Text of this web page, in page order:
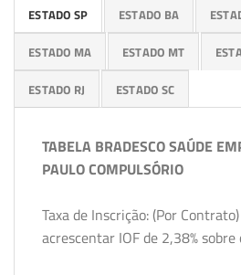
ESTADO SP ESTADO BA
ESTADO MA ESTADO MT
ESTADO RJ ESTADO SC
TABELA BRADESCO SAÚDE
PAULO COMPULSÓRIO
Taxa de Inscrição: (Por
acrescentar IOF de 2,38%